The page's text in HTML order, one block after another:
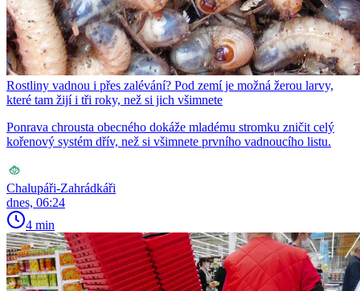
Rostliny vadnou i přes zalévání? Pod zemí je možná žerou larvy,
které tam žijí i tři roky, než si jich všimnete
Ponrava chrousta obecného dokáže mladému stromku zničit celý
kořenový systém dřív, než si všimnete prvního vadnoucího listu.
Chalupáři-Zahrádkáři
dnes, 06:24
4 min